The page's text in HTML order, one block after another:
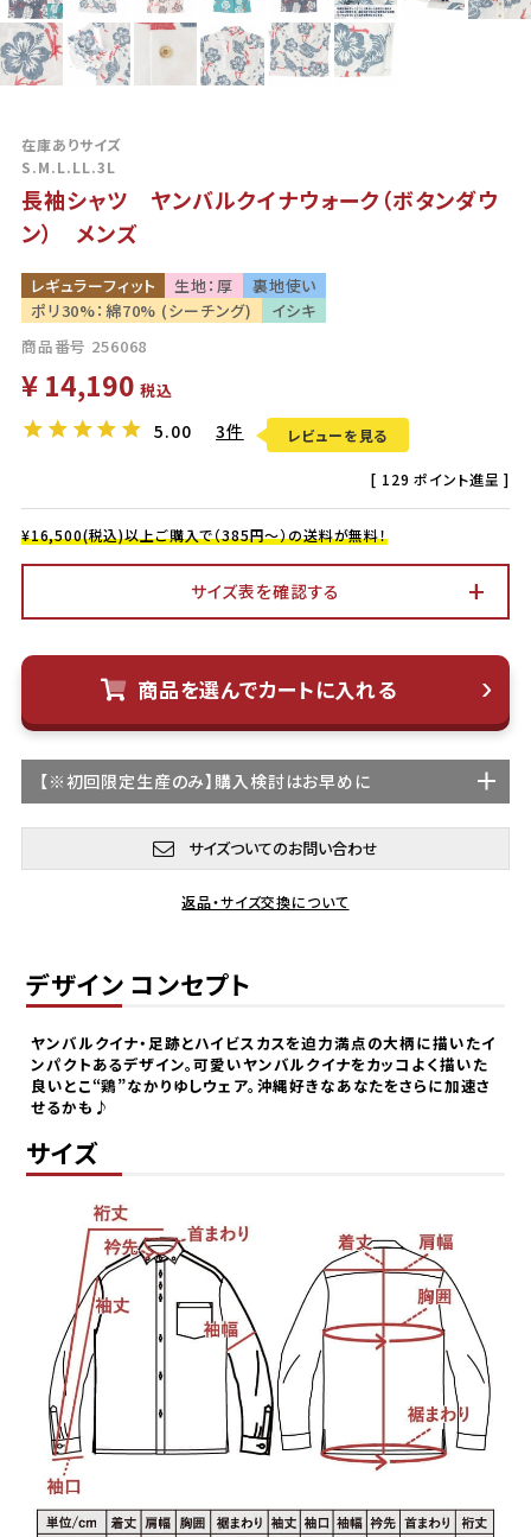
在庫ありサイズ
S.M.L.LL.3L
長袖シャツ ヤンバルクイナウォーク（ボタンダウ
ン） メンズ
レギュラーフィット 生地：厚
裏地使い
ポリ30%：綿70% (シーチング)
イシキ
商品番号 256068
¥ 14,190 税込
5.00 3件 レビューを見る
[ 129 ポイント進呈 ]
¥16,500(税込)以上ご購入で（385円～）の送料が無料！
サイズ表を確認する
商品を選んでカートに入れる
【※初回限定生産のみ】購入検討はお早めに
サイズついてのお問い合わせ
返品・サイズ交換について
デザイン コンセプト
ヤンバルクイナ・足跡とハイビスカスを迫力満点の大柄に描いたイ
ンパクトあるデザイン。可愛いヤンバルクイナをカッコよく描いた
良いとこ“鶏”なかりゆしウェア。沖縄好きなあなたをさらに加速さ
せるかも♪
サイズ